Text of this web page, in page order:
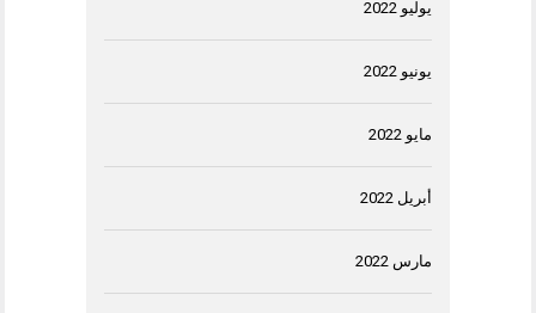
يوليو 2022
يونيو 2022
مايو 2022
أبريل 2022
مارس 2022